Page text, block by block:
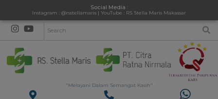
Social Media :
Instagram : @rsstellamaris | YouTube : RS Stella Maris Makassar
"Melayani Dalam Semangat Kasih"